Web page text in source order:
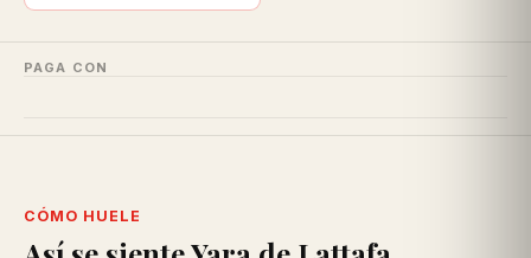
PAGA CON
CÓMO HUELE